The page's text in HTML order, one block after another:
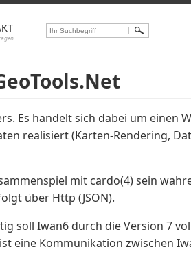
Es handelt sich dabei um einen
realisiert (Karten-Rendering,
mit cardo(4) sein
über Http (JSON).
soll Iwan6 durch die Version 7
eine Kommunikation zwischen